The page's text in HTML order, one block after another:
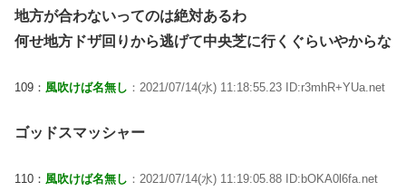
地方が合わないってのは絶対あるわ
何せ地方ドザ回りから逃げて中央芝に行くぐらいやからな
109： 風吹けば名無し ：2021/07/14(水) 11:18:55.23 ID:r3mhR+YUa.net
ゴッドスマッシャー
110： 風吹けば名無し ：2021/07/14(水) 11:19:05.88 ID:bOKA0l6fa.net